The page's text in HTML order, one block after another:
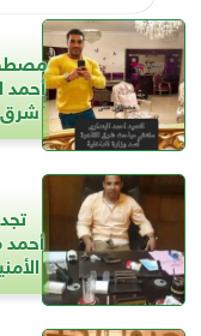
أحمد
شرق
أحمد